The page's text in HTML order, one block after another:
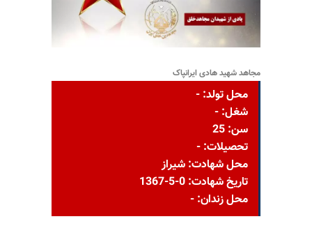
مجاهد شهید هادی ایرانپاک
محل تولد: -
شغل: -
سن: 25
تحصیلات: -
محل شهادت: شیراز
تاریخ شهادت: 0-5-1367
محل زندان: -